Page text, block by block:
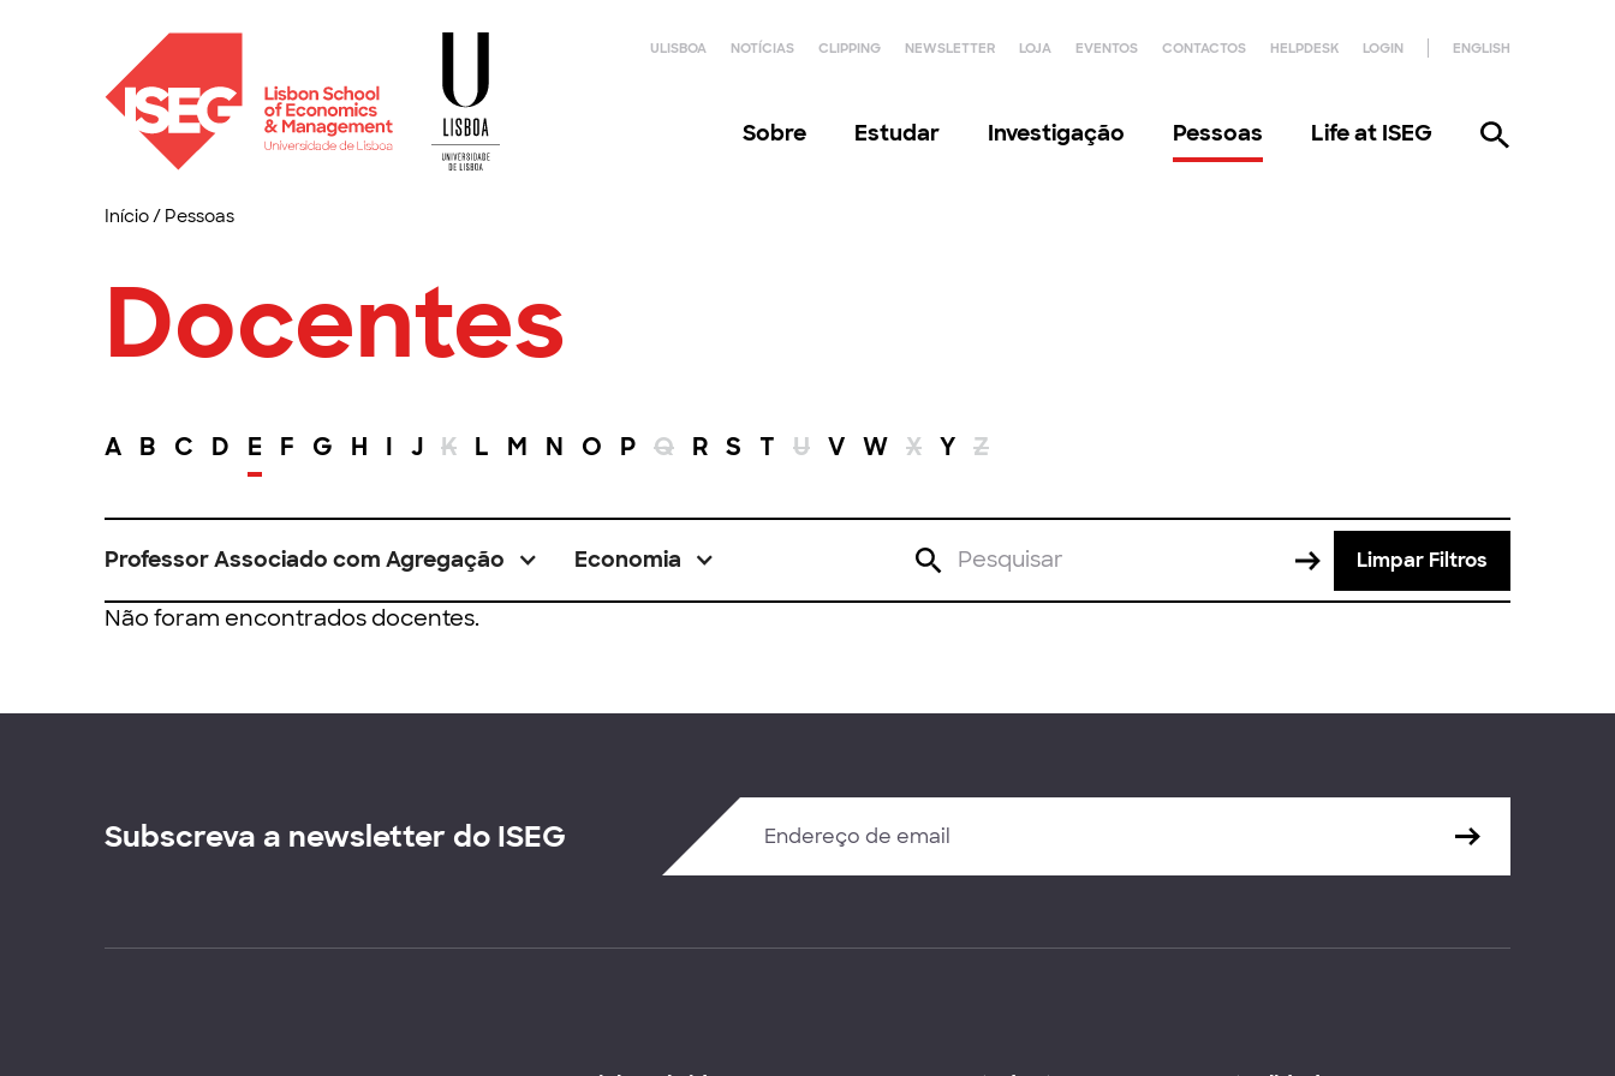
ULISBOA NOTÍCIAS CLIPPING NEWSLETTER LOJA EVENTOS CONTACTOS HELPDESK LOGIN ENGLISH
Sobre Estudar Investigação Pessoas Life at ISEG
Início/ Pessoas
Docentes
A B C D E F G H I J K L M N O P Q R S T U V W X Y Z
Professor Associado com Agregação Economia Limpar Filtros
Não foram encontrados docentes.
Subscreva a newsletter do ISEG